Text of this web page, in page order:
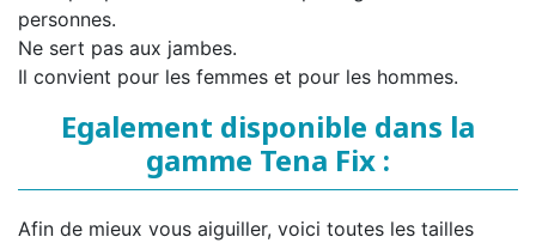
personnes.
Ne sert pas aux jambes.
Il convient pour les femmes et pour les hommes.
Egalement disponible dans la
gamme Tena Fix :
Afin de mieux vous aiguiller, voici toutes les tailles